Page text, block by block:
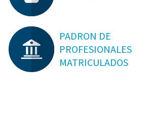
PADRON DE
PROFESIONALES
MATRICULADOS